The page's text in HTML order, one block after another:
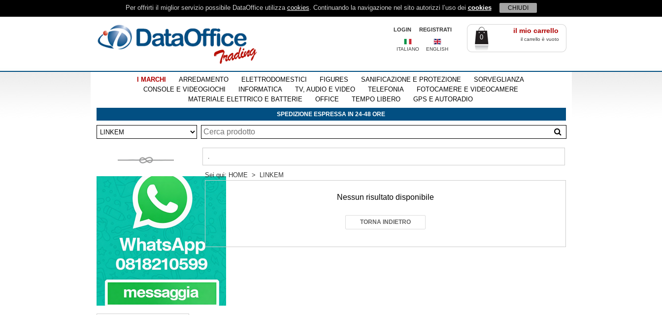
Per offrirti il miglior servizio possibile DataOffice utilizza cookies. Continuando la navigazione nel sito autorizzi l’uso dei cookies CHIUDI
il mio carrello
0 il carrello è vuoto
REGISTRATI
LOGIN
ITALIANO ENGLISH
I MARCHI ARREDAMENTO ELETTRODOMESTICI FIGURES SANIFICAZIONE E PROTEZIONE
SORVEGLIANZA
CONSOLE E VIDEOGIOCHI
INFORMATICA TV, AUDIO E VIDEO TELEFONIA
FOTOCAMERE E VIDEOCAMERE
MATERIALE ELETTRICO E BATTERIE
OFFICE TEMPO LIBERO GPS E AUTORADIO
SPEDIZIONE ESPRESSA IN 24-48 ORE
.
Sei qui: HOME > LINKEM
Nessun risultato disponibile
TORNA INDIETRO